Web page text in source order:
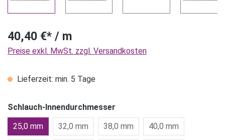
40,40 €* / m
Preise exkl. MwSt. zzgl. Versandkosten
Lieferzeit: min. 5 Tage
Schlauch-Innendurchmesser
25,0 mm
32,0 mm 38,0 mm 40,0 mm